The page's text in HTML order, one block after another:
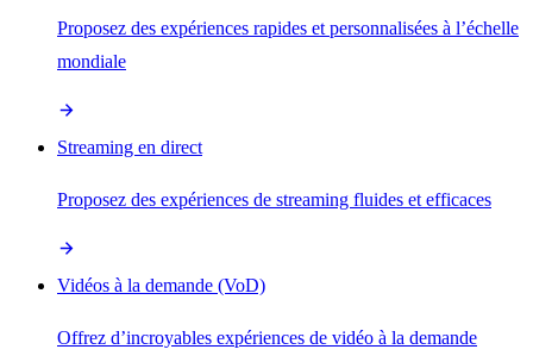
Proposez des expériences rapides et personnalisées à l’échelle
mondiale
Streaming en direct
Proposez des expériences de streaming fluides et efficaces
Vidéos à la demande (VoD)
Offrez d’incroyables expériences de vidéo à la demande